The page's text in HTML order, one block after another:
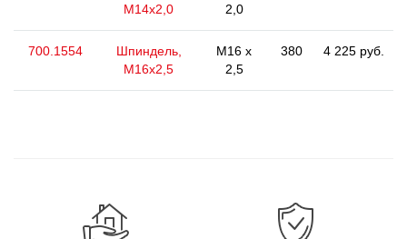
M14x2,0
2,0
700.1554
Шпиндель,
M16x2,5
M16 x
2,5
380 4 225 руб.